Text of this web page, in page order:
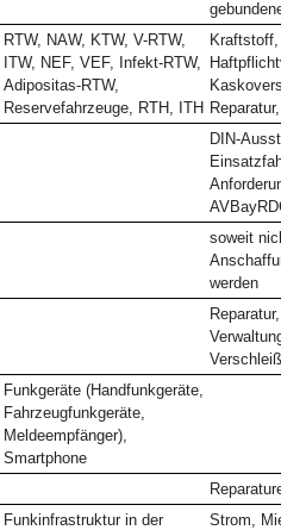
RTW, NAW, KTW, V-RTW,
ITW, NEF, VEF, Infekt-RTW,
Adipositas-RTW,
Reservefahrzeuge, RTH, ITH
DIN-
soweit
werden
Funkgeräte (Handfunkgeräte,
Fahrzeugfunkgeräte,
Meldeempfänger),
Smartphone
Funkinfrastruktur in der
Strom,